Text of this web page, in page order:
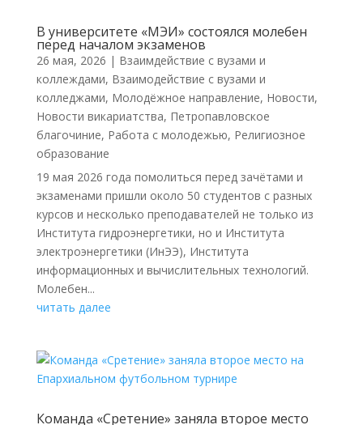
В университете «МЭИ» состоялся молебен
перед началом экзаменов
26 мая, 2026 | Взаимдействие с вузами и
коллеждами, Взаимодействие с вузами и
колледжами, Молодёжное направление, Новости,
Новости викариатства, Петропавловское
благочиние, Работа с молодежью, Религиозное
образование
19 мая 2026 года помолиться перед зачётами и
экзаменами пришли около 50 студентов с разных
курсов и несколько преподавателей не только из
Института гидроэнергетики, но и Института
электроэнергетики (ИнЭЭ), Института
информационных и вычислительных технологий.
Молебен...
читать далее
Команда «Сретение» заняла второе место